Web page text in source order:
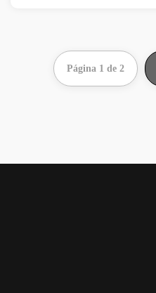
Página 1 de 2